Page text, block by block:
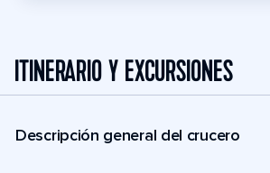
ITINERARIO Y EXCURSIONES
Descripción general del crucero